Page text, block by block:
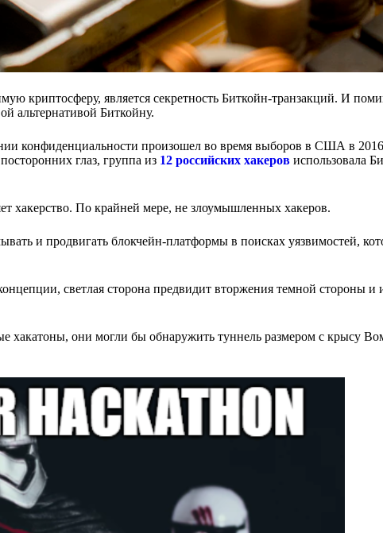
криптосферу, является секретность Биткойн-транзакций. И
альтернативой Биткойну.
конфиденциальности произошел во время выборов в США в
глаз, группа из 12 российских хакеров использовала
хакерство. По крайней мере, не злоумышленных хакеров.
и продвигать блокчейн-платформы в поисках уязвимостей,
светлая сторона предвидит вторжения темной стороны и
они могли бы обнаружить туннель размером с крысу